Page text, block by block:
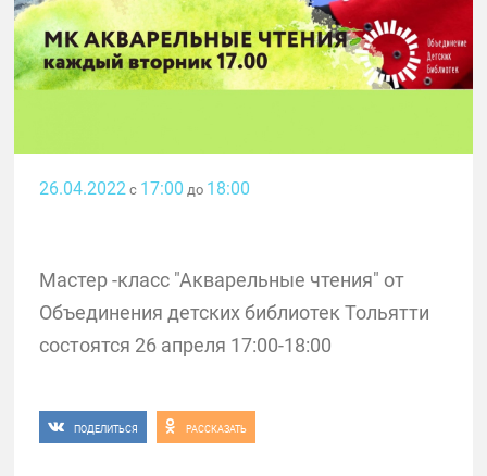
26.04.2022с 17:00 до 18:00
Мастер -класс "Акварельные чтения" от
Объединения детских библиотек Тольятти
состоятся 26 апреля 17:00-18:00
ПОДЕЛИТЬСЯ РАССКАЗАТЬ